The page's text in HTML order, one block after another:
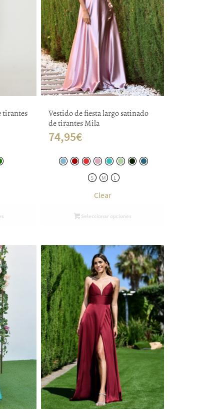
tirantes
Vestido de fiesta largo satinado
de tirantes Mila
74,95€
S M L
Clear
Seleccionar opciones